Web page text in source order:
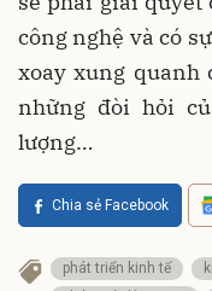
công nghệ và có
xoay xung quanh
những đòi hỏi
lượng…
Chia sẻ Facebook
phát triển kinh tế